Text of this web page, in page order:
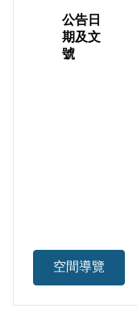
公告日
期及文
號
空間導覽